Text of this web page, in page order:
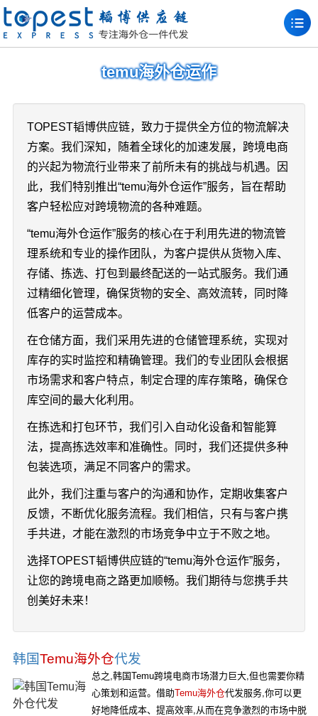
temu海外仓运作
TOPEST韬博供应链，致力于提供全方位的物流解决
方案。我们深知，随着全球化的加速发展，跨境电商
的兴起为物流行业带来了前所未有的挑战与机遇。因
此，我们特别推出“temu海外仓运作”服务，旨在帮助
客户轻松应对跨境物流的各种难题。
“temu海外仓运作”服务的核心在于利用先进的物流管
理系统和专业的操作团队，为客户提供从货物入库、
存储、拣选、打包到最终配送的一站式服务。我们通
过精细化管理，确保货物的安全、高效流转，同时降
低客户的运营成本。
在仓储方面，我们采用先进的仓储管理系统，实现对
库存的实时监控和精确管理。我们的专业团队会根据
市场需求和客户特点，制定合理的库存策略，确保仓
库空间的最大化利用。
在拣选和打包环节，我们引入自动化设备和智能算
法，提高拣选效率和准确性。同时，我们还提供多种
包装选项，满足不同客户的需求。
此外，我们注重与客户的沟通和协作，定期收集客户
反馈，不断优化服务流程。我们相信，只有与客户携
手共进，才能在激烈的市场竞争中立于不败之地。
选择TOPEST韬博供应链的“temu海外仓运作”服务，
让您的跨境电商之路更加顺畅。我们期待与您携手共
创美好未来！
韩国Temu海外仓代发
总之,韩国Temu跨境电商市场潜力巨大,但也需要你精
心策划和运营。借助Temu海外仓代发服务,你可以更
好地降低成本、提高效率,从而在竞争激烈的市场中脱